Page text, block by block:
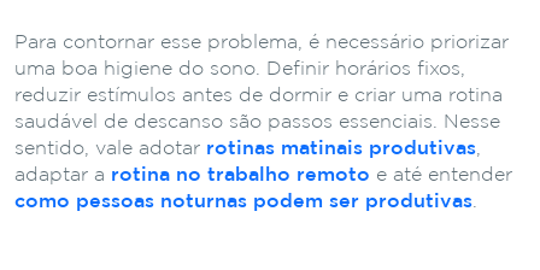
Para contornar esse problema, é necessário priorizar
uma boa higiene do sono. Definir horários fixos,
reduzir estímulos antes de dormir e criar uma rotina
saudável de descanso são passos essenciais. Nesse
sentido, vale adotar rotinas matinais produtivas
adaptar a rotina no trabalho remoto e até entender
como pessoas noturnas podem ser produtivas